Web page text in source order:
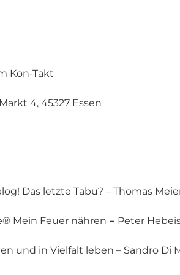
Kon-Takt
4, 45327 Essen
Das letzte Tabu? – Thomas
Mein Feuer nähren – Peter
und in Vielfalt leben – Sandro Di